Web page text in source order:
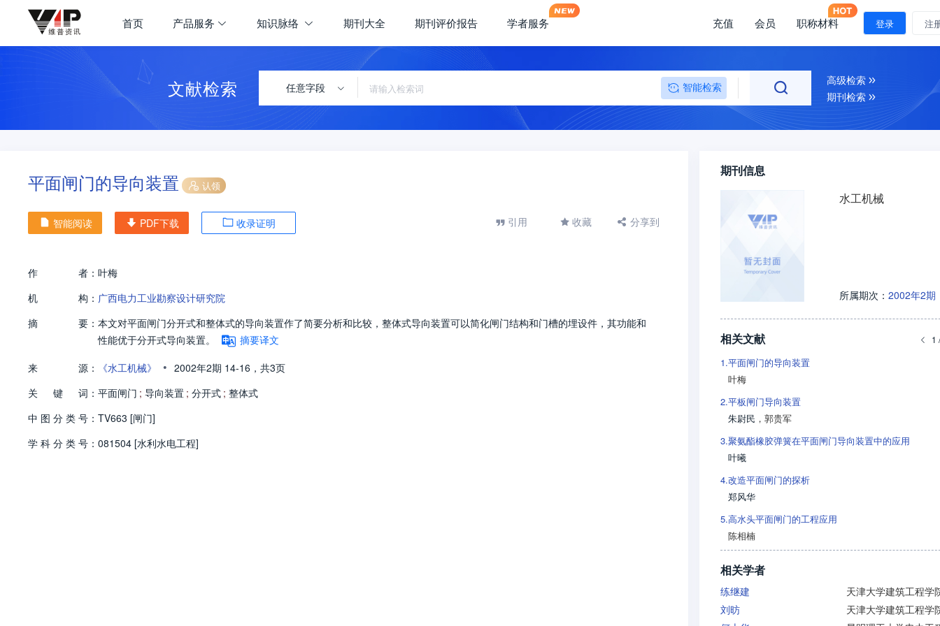
首页 产品服务 知识脉络 期刊大全 期刊评价报告 学者服务 充值 会员 职称材料 登录 注
文献检索 任意字段 智能检索
高级检索
期刊检索
平面闸门的导向装置 认领
智能阅读 PDF下载 收录证明 引用 收藏 分享到
作 者： 叶梅
机
构： 广西电力工业勘察设计研究院
摘
要： 本文对平面闸门分开式和整体式的导向装置作了简要分析和比较，整体式导向装置可以简化闸门结构和门槽的埋设件，其功能和
性能优于分开式导向装置。
摘要译文
来
源： 《水工机械》 • 2002年2期 14-16， 共3页
关
键 词： 平面闸门 ; 导向装置 ; 分开式 ; 整体式
中 图 分 类 号： TV663 [闸门]
学 科 分 类 号： 081504 [水利水电工程]
期刊信息
水工机械
所属期次： 2002年2期
相关文献 1
1.平面闸门的导向装置
叶梅
2.平板闸门导向装置
朱尉民 ， 郭贵军
3.聚氨酯橡胶弹簧在平面闸门导向装置中的应用
叶曦
4.改造平面闸门的探析
郑风华
5.高水头平面闸门的工程应用
陈相楠
相关学者
练继建
天津大学建筑工程学
刘昉
天津大学建筑工程学